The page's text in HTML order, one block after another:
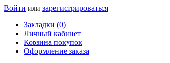
Войти или зарегистрироваться
Закладки (0)
Личный кабинет
Корзина покупок
Оформление заказа